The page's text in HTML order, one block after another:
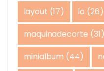
layout (17) lo (26)
maquinadecorte (31)
minialbum (44)